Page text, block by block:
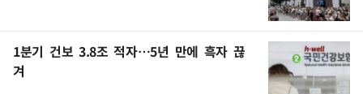
1분기 건보 3.8조 적자…5년 만에 흑자 끊
겨